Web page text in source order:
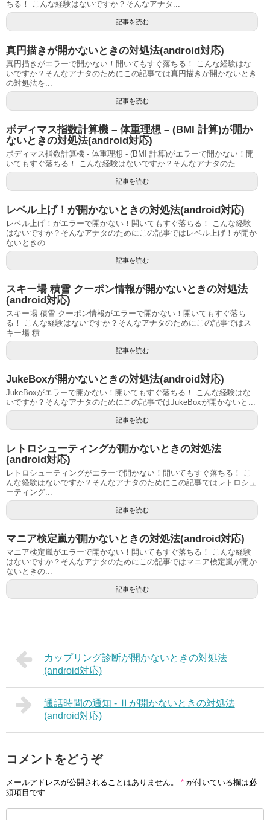
ちる！ こんな経験はないですか？そんなアナタ...
記事を読む
真円描きが開かないときの対処法(android対応)
真円描きがエラーで開かない！開いてもすぐ落ちる！ こんな経験はな
いですか？そんなアナタのためにこの記事では真円描きが開かないとき
の対処法を...
記事を読む
ボディマス指数計算機 – 体重理想 – (BMI 計算)が開か
ないときの対処法(android対応)
ボディマス指数計算機 - 体重理想 - (BMI 計算)がエラーで開かない！開
いてもすぐ落ちる！ こんな経験はないですか？そんなアナタのた...
記事を読む
レベル上げ！が開かないときの対処法(android対応)
レベル上げ！がエラーで開かない！開いてもすぐ落ちる！ こんな経験
はないですか？そんなアナタのためにこの記事ではレベル上げ！が開か
ないときの...
記事を読む
スキー場 積雪 クーポン情報が開かないときの対処法
(android対応)
スキー場 積雪 クーポン情報がエラーで開かない！開いてもすぐ落ち
る！ こんな経験はないですか？そんなアナタのためにこの記事ではス
キー場 積...
記事を読む
JukeBoxが開かないときの対処法(android対応)
JukeBoxがエラーで開かない！開いてもすぐ落ちる！ こんな経験はな
いですか？そんなアナタのためにこの記事ではJukeBoxが開かないと...
記事を読む
レトロシューティングが開かないときの対処法
(android対応)
レトロシューティングがエラーで開かない！開いてもすぐ落ちる！ こ
んな経験はないですか？そんなアナタのためにこの記事ではレトロシュ
ーティング...
記事を読む
マニア検定嵐が開かないときの対処法(android対応)
マニア検定嵐がエラーで開かない！開いてもすぐ落ちる！ こんな経験
はないですか？そんなアナタのためにこの記事ではマニア検定嵐が開か
ないときの...
記事を読む
カップリング診断が開かないときの対処法
(android対応)
通話時間の通知 - Ⅱが開かないときの対処法
(android対応)
コメントをどうぞ
メールアドレスが公開されることはありません。 * が付いている欄は必
須項目です